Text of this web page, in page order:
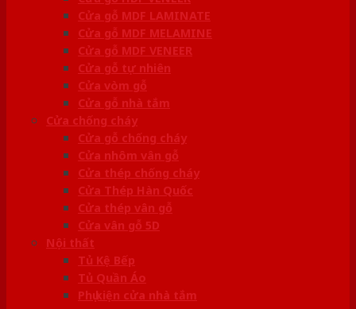
Cửa gỗ MDF LAMINATE
Cửa gỗ MDF MELAMINE
Cửa gỗ MDF VENEER
Cửa gỗ tự nhiên
Cửa vòm gỗ
Cửa gỗ nhà tắm
Cửa chống cháy
Cửa gỗ chống cháy
Cửa nhôm vân gỗ
Cửa thép chống cháy
Cửa Thép Hàn Quốc
Cửa thép vân gỗ
Cửa vân gỗ 5D
Nội thất
Tủ Kệ Bếp
Tủ Quần Áo
Phụ kiện cửa nhà tắm